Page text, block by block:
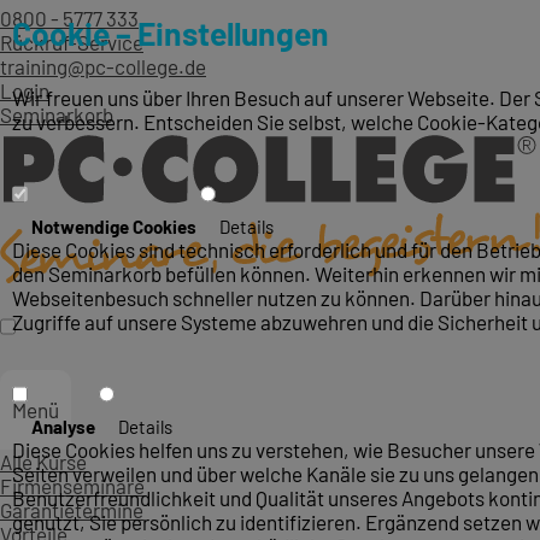
0800 - 5777 333
Rückruf-Service
training@pc-college.de
Login
Seminarkorb
Menü
Alle Kurse
Firmenseminare
Garantietermine
Vorteile
Cookie – Einstellungen
Wir freuen uns über Ihren Besuch auf unserer Webseite.
zu verbessern. Entscheiden Sie selbst, welche Cookie-
Notwendige Cookies Details
Diese Cookies sind technisch erforderlich und für den
den Seminarkorb befüllen können. Weiterhin erkennen wir
Webseitenbesuch schneller nutzen zu können. Darüber
Zugriffe auf unsere Systeme abzuwehren und die Sicherheit
Analyse Details
Diese Cookies helfen uns zu verstehen, wie Besucher
Seiten verweilen und über welche Kanäle sie zu uns
Benutzerfreundlichkeit und Qualität unseres Angebots
genutzt, Sie persönlich zu identifizieren. Ergänzend